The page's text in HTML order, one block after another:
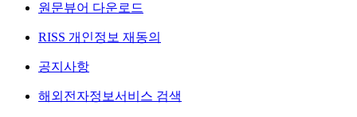
원문뷰어 다운로드
RISS 개인정보 재동의
공지사항
해외전자정보서비스 검색